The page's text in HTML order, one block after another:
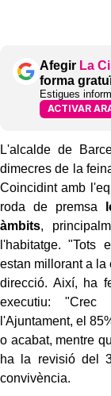
Afegir La
forma
Estigues
ACTIVAR
L'alcalde de
dimecres de la
Coincidint amb
roda de premsa
àmbits,
l'habitatge. "Tots
estan millorant a la
direcció. Així, ha
executiu: "Crec
l'Ajuntament, el
o acabat, mentre
ha la revisió del
convivència.